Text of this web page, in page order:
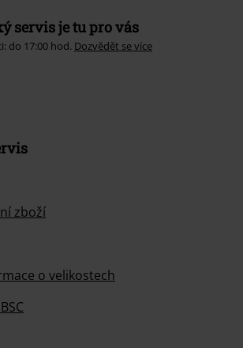
servis je tu pro vás
do 17:00 hod. Dozvědět se více
zboží
o velikostech